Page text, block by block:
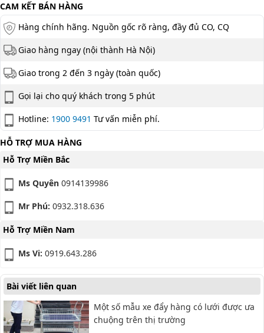
CAM KẾT BÁN HÀNG
Hàng chính hãng. Nguồn gốc rõ ràng, đầy đủ CO, CQ
Giao hàng ngay (nội thành Hà Nội)
Giao trong 2 đến 3 ngày (toàn quốc)
Gọi lại cho quý khách trong 5 phút
Hotline: 1900 9491 Tư vấn miễn phí.
HỖ TRỢ MUA HÀNG
Hỗ Trợ Miền Bắc
Ms Quyên 0914139986
Mr Phú: 0932.318.636
Hỗ Trợ Miền Nam
Ms Vi: 0919.643.286
Bài viết liên quan
Một số mẫu xe đẩy hàng có lưới được ưa
chuộng trên thị trường